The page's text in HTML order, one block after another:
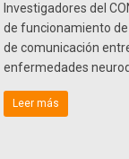
Investigadores del
de funcionamiento
de comunicación
enfermedades
Leer más